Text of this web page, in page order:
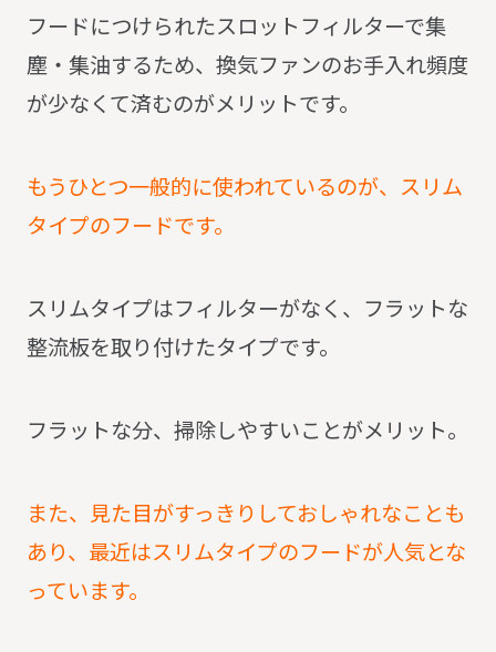
フードにつけられたスロットフィルターで集
塵・集油するため、換気ファンのお手入れ頻度
が少なくて済むのがメリットです。
もうひとつ一般的に使われているのが、スリム
タイプのフードです。
スリムタイプはフィルターがなく、フラットな
整流板を取り付けたタイプです。
フラットな分、掃除しやすいことがメリット。
また、見た目がすっきりしておしゃれなことも
あり、最近はスリムタイプのフードが人気とな
っています。